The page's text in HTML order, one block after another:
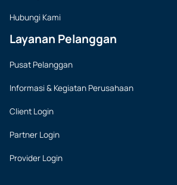
Hubungi Kami
Layanan Pelanggan
Pusat Pelanggan
Informasi & Kegiatan Perusahaan
Client Login
Partner Login
Provider Login